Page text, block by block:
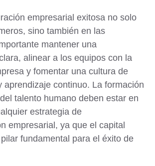
empresarial exitosa no solo
sino también en las
mantener una
alinear a los equipos con la
y fomentar una cultura de
aprendizaje continuo. La formación
talento humano deben estar en
estrategia de
empresarial, ya que el capital
fundamental para el éxito de